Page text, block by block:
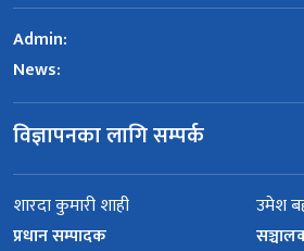
Admin:
News:
विज्ञापनका लागि सम्पर्क
शारदा कुमारी शाही
प्रधान सम्पादक
उमेश